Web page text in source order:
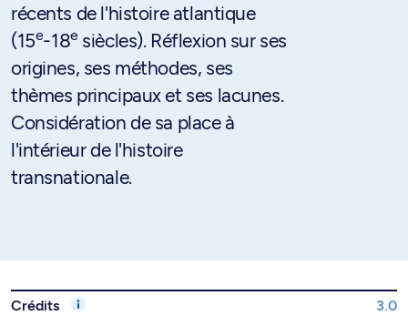
récents de l'histoire atlantique
(15e-18esiècles). Réflexion sur ses
origines, ses méthodes, ses
thèmes principaux et ses lacunes.
Considération de sa place à
l'intérieur de l'histoire
transnationale.
Crédits
3.0